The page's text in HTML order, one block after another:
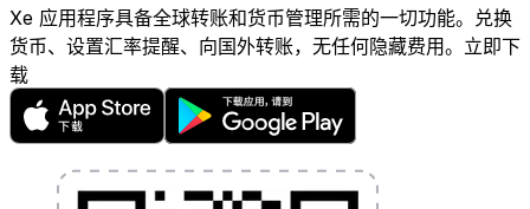
Xe 应用程序具备全球转账和货币管理所需的一切功能。兑换
货币、设置汇率提醒、向国外转账，无任何隐藏费用。立即下
载